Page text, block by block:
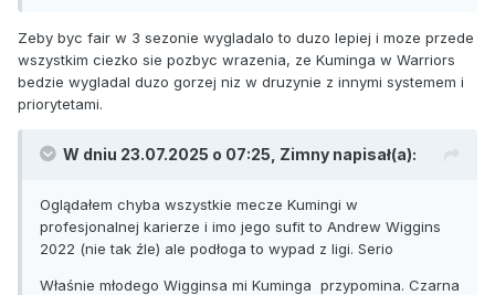
bo tu pewnie jest materiał na dobrego gracza jeszcze, ale
jeszcze dwa lata temu można było krytykować Warriors, że
słabo go rozwijają, tak po czterech latach rzuca 30% za 3 i
67% z FT, trochę siara.
Zeby byc fair w 3 sezonie wygladalo to duzo lepiej i moze przede
wszystkim ciezko sie pozbyc wrazenia, ze Kuminga w Warriors
bedzie wygladal duzo gorzej niz w druzynie z innymi systemem i
priorytetami.
W dniu 23.07.2025 o 07:25, Zimny napisał(a):
Oglądałem chyba wszystkie mecze Kumingi w
profesjonalnej karierze i imo jego sufit to Andrew Wiggins
2022 (nie tak źle) ale podłoga to wypad z ligi. Serio
Właśnie młodego Wigginsa mi Kuminga przypomina. Czarna